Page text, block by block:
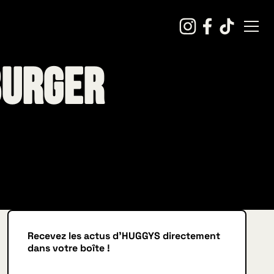
Recevez les actus d'HUGGYS directement
dans votre boîte !